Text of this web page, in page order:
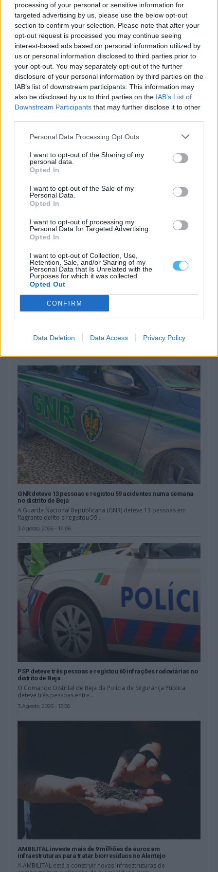
processing of your personal or sensitive information for
targeted advertising by us, please use the below opt-out
section to confirm your selection. Please note that after your
opt-out request is processed you may continue seeing
interest-based ads based on personal information utilized by
us or personal information disclosed to third parties prior to
your opt-out. You may separately opt-out of the further
disclosure of your personal information by third parties on the
IAB’s list of downstream participants. This information may
also be disclosed by us to third parties on the IAB’s List of
Downstream Participants that may further disclose it to other
Personal Data Processing Opt Outs
I want to opt-out of the Sharing of my
personal data.
Opted In
I want to opt-out of the Sale of my
Personal Data.
Opted In
I want to opt-out of processing my
Personal Data for Targeted Advertising.
Opted In
I want to opt-out of Collection, Use,
Retention, Sale, and/or Sharing of my
Personal Data that Is Unrelated with the
Purposes for which it was collected.
Opted Out
CONFIRM
Data Deletion Data Access Privacy Policy
Bombeiros de Aljustrel assistem a parto na ambulância durante
Uma equipa dos Bombeiros de Aljustrel assistiu a um parto na
ambulância, na tarde...
6 Agosto, 2026 - 11:36
Três pessoas morreram em zonas balneares do Alentejo entre 1
de maio e 31...
GNR deteve 13 pessoas e registou 59 acidentes numa semana
no distrito de Beja
A Guarda Nacional Republicana (GNR) deteve 13 pessoas em
flagrante delito e registou 59...
3 Agosto, 2026 - 14:06
PSP deteve três pessoas e registou 60 infrações rodoviárias no
distrito de Beja
O Comando Distrital de Beja da Polícia de Segurança Pública
deteve três pessoas entre...
3 Agosto, 2026 - 12:56
AMBILITAL investe mais de 9 milhões de euros em
infraestruturas para tratar biorresíduos no Alentejo
A AMBILITAL está a construir novas infraestruturas de